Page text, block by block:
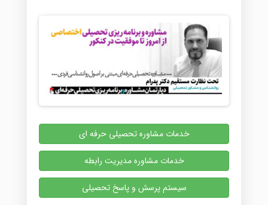
خدمات مشاوره تحصیلی حرفه ای
خدمات مشاوره مدیریت رابطه
سیستم پرسش و پاسخ تحصیلی